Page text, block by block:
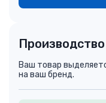
Производство
Ваш товар
на ваш бренд.